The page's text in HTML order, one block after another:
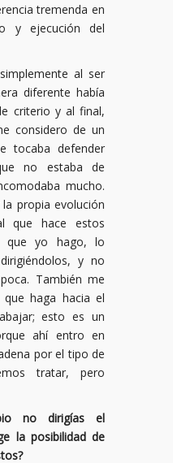
tremenda en
y ejecución del
al ser
diferente había
criterio y al final,
considero de un
tocaba defender
no estaba de
mucho.
propia evolución
que hace estos
que yo hago, lo
y no
También me
haga hacia el
esto es un
ahí entro en
por el tipo de
tratar, pero
no dirigías el
la posibilidad de